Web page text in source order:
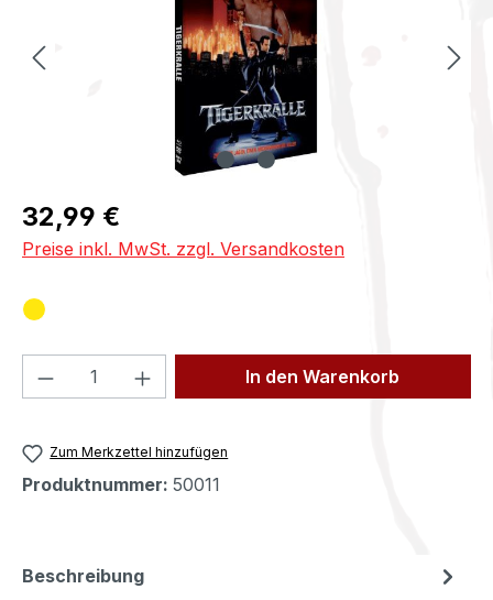
Regulärer Preis:
32,99 €
Preise inkl. MwSt. zzgl. Versandkosten
Produkt Anzahl: Gib denIn den Warenkorb
Zum Merkzettel hinzufügen
Produktnummer: 50011
Beschreibung